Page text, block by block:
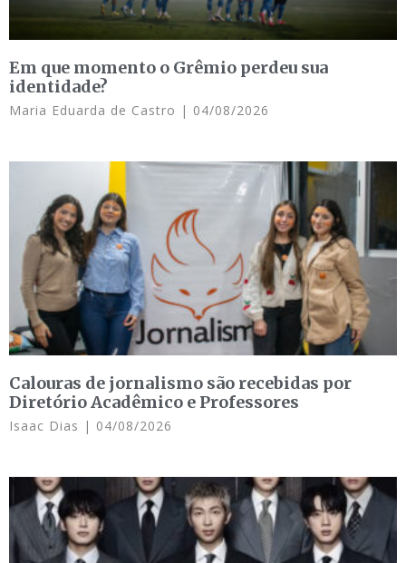
Em que momento o Grêmio perdeu sua
identidade?
Maria Eduarda de Castro 04/08/2026
Calouras de jornalismo são recebidas por
Diretório Acadêmico e Professores
Isaac Dias 04/08/2026